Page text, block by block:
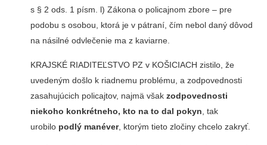
s § 2 ods. 1 písm. l) Zákona o policajnom zbore – pre
podobu s osobou, ktorá je v pátraní, čím nebol daný dôvod
na násilné odvlečenie ma z kaviarne.
KRAJSKÉ RIADITEĽSTVO PZ v KOŠICIACH zistilo, že
uvedeným došlo k riadnemu problému, a zodpovednosti
zasahujúcich policajtov, najmä však zodpovednosti
niekoho konkrétneho, kto na to dal pokyn , tak
urobilo podlý manéver, ktorým tieto zločiny chcelo zakryť.